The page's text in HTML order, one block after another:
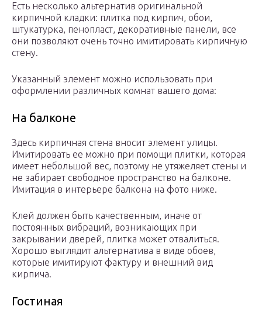
Есть несколько альтернатив оригинальной
кирпичной кладки: плитка под кирпич, обои,
штукатурка, пенопласт, декоративные панели, все
они позволяют очень точно имитировать кирпичную
стену.
Указанный элемент можно использовать при
оформлении различных комнат вашего дома:
На балконе
Здесь кирпичная стена вносит элемент улицы.
Имитировать ее можно при помощи плитки, которая
имеет небольшой вес, поэтому не утяжеляет стены и
не забирает свободное пространство на балконе.
Имитация в интерьере балкона на фото ниже.
Клей должен быть качественным, иначе от
постоянных вибраций, возникающих при
закрывании дверей, плитка может отвалиться.
Хорошо выглядит альтернатива в виде обоев,
которые имитируют фактуру и внешний вид
кирпича.
Гостиная